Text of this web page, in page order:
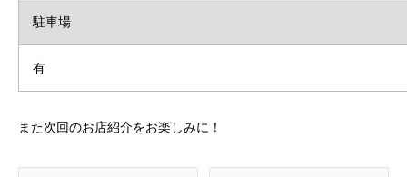
駐車場
有
また次回のお店紹介をお楽しみに！